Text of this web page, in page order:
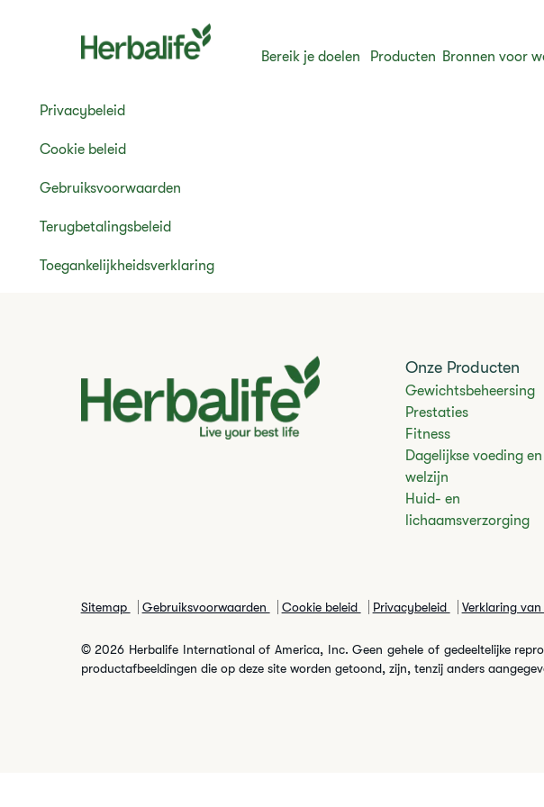
Bereik je doelen Producten Bronnen voor
Privacybeleid
Cookie beleid
Gebruiksvoorwaarden
Terugbetalingsbeleid
Toegankelijkheidsverklaring
Onze Producten
Gewichtsbeheersing
Prestaties
Fitness
Dagelijkse voeding en
welzijn
Huid- en
lichaamsverzorging
Sitemap Gebruiksvoorwaarden Cookie beleid Privacybeleid Verklaring
© 2026 Herbalife International of America, Inc. Geen gehele of gedeeltelijke
productafbeeldingen die op deze site worden getoond, zijn, tenzij anders